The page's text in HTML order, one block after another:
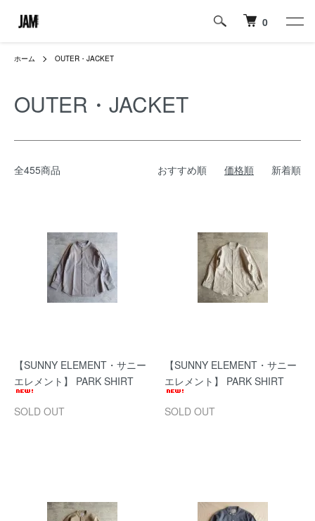
0
ホーム OUTER・JACKET
OUTER・JACKET
全455商品 おすすめ順 価格順 新着順
【SUNNY ELEMENT・サニー
エレメント】 PARK SHIRT
SOLD OUT
【SUNNY ELEMENT・サニー
エレメント】 PARK SHIRT
SOLD OUT